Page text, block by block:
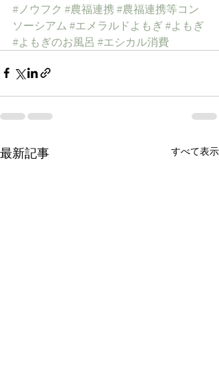
#ノウフク #農福連携#農福連携等コン
ソーシアム #エメラルドよもぎ #よもぎ
#よもぎのお風呂 #エシカル消費
最新記事 すべて表示